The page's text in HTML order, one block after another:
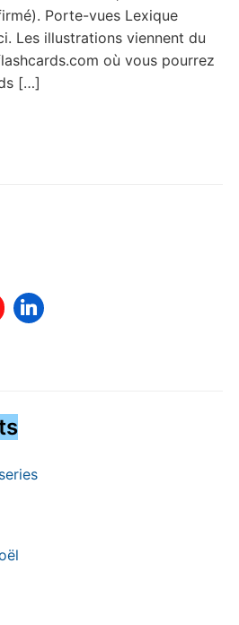
Porte-vues Lexique
Les illustrations viennent du
où vous pourrez
[…]